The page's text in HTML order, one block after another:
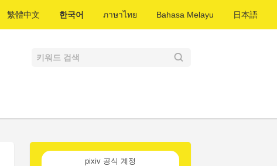
繁體中文 한국어 ภาษาไทย Bahasa Melayu 日本語
pixiv 공식 계정